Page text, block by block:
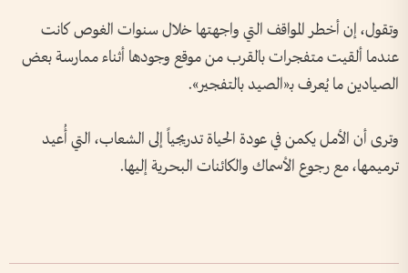
وتقول، إن أخطر المواقف التي واجهتها خلال سنوات الغوص كانت
عندما ألقيت متفجرات بالقرب من موقع وجودها أثناء ممارسة بعض
الصيادين ما يُعرف بـ«الصيد بالتفجير».
وترى أن الأمل يكمن في عودة الحياة تدريجياً إلى الشعاب، التي أُعيد
ترميمها، مع رجوع الأسماك والكائنات البحرية إليها.